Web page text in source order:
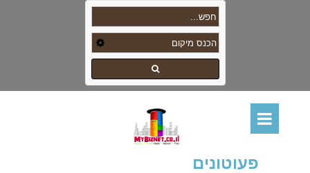
פעוטונים